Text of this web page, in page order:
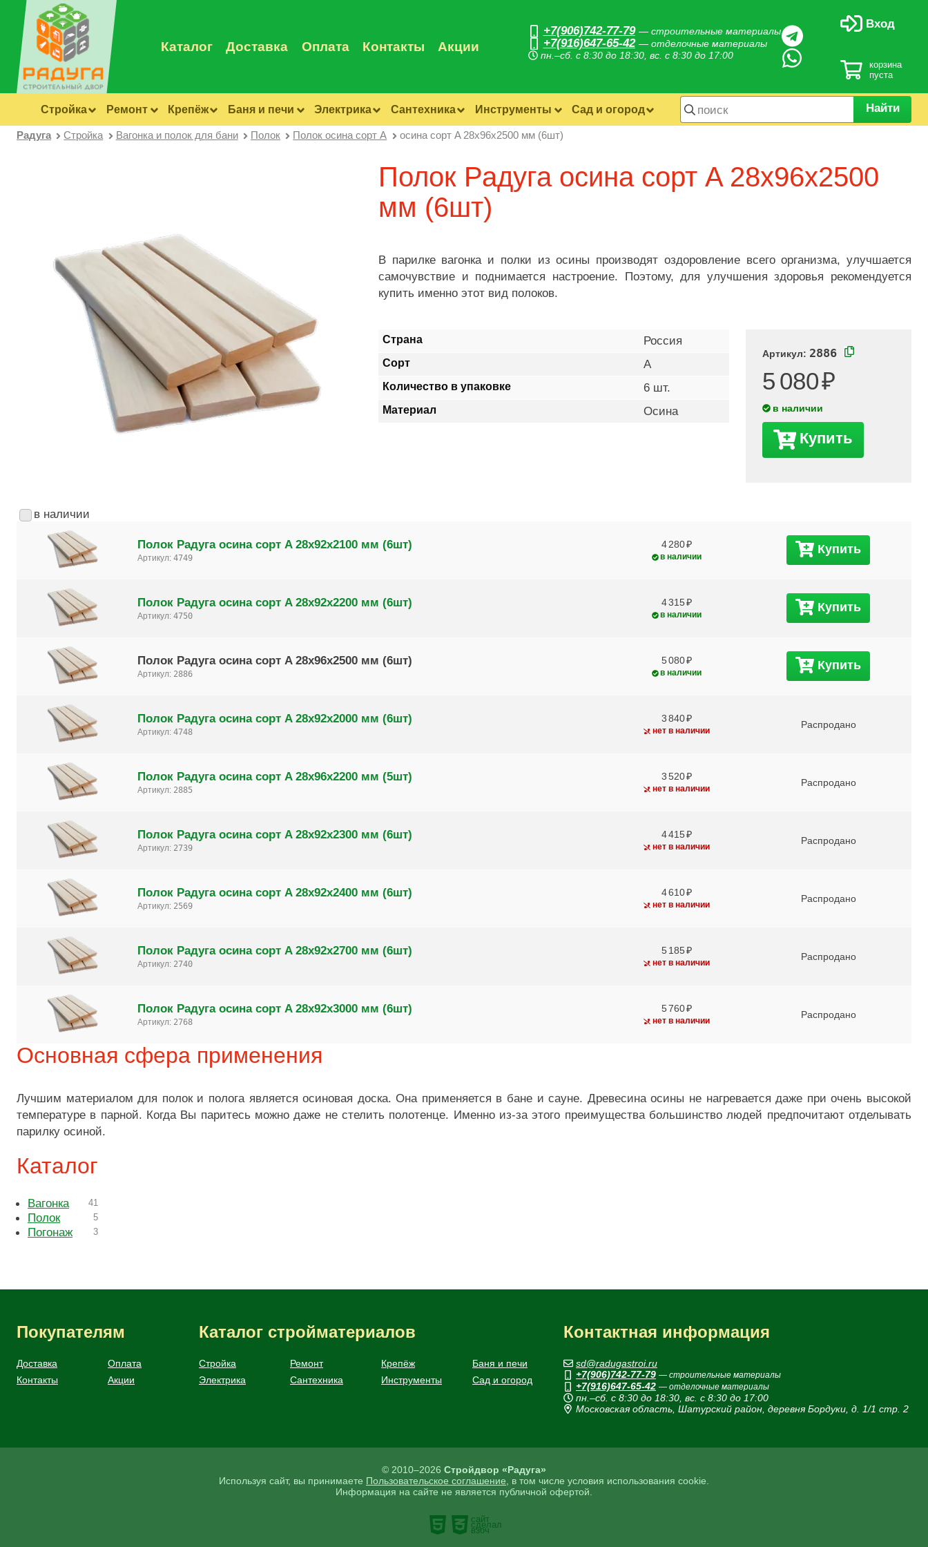
+7(906)742-77-79 — строительные материалы
+7(916)647-65-42 — отделочные материалы
пн.–сб. с 8:30 до 18:30, вс. с 8:30 до 17:00
Каталог Доставка Оплата Контакты Акции
Вход
корзина
пуста
Стройка Ремонт Крепёж Баня и печи Электрика Сантехника Инструменты Сад и огород Найти
Радуга Стройка Вагонка и полок для бани Полок Полок осина сорт A осина сорт A 28х96х2500 мм (6шт)
Полок Радуга осина сорт A 28х96х2500
мм (6шт)
Артикул: 2886
5 080
в наличии
Купить
Страна Россия
Сорт A
Количество в упаковке 6 шт.
Материал Осина
В парилке вагонка и полки из осины производят оздоровление всего организма, улучшается
самочувствие и поднимается настроение. Поэтому, для улучшения здоровья рекомендуется
купить именно этот вид полоков.
в наличии
Полок Радуга осина сорт A 28х92х2100 мм (6шт)
Артикул: 4749
4 280
в наличии
Купить
Полок Радуга осина сорт A 28х92х2200 мм (6шт)
Артикул: 4750
4 315
в наличии
Купить
Полок Радуга осина сорт A 28х96х2500 мм (6шт)
Артикул: 2886
5 080
в наличии
Купить
Полок Радуга осина сорт A 28х92х2000 мм (6шт)
Артикул: 4748
3 840
нет в наличии
Распродано
Полок Радуга осина сорт A 28х96х2200 мм (5шт)
Артикул: 2885
3 520
нет в наличии
Распродано
Полок Радуга осина сорт A 28х92х2300 мм (6шт)
Артикул: 2739
4 415
нет в наличии
Распродано
Полок Радуга осина сорт A 28х92х2400 мм (6шт)
Артикул: 2569
4 610
нет в наличии
Распродано
Полок Радуга осина сорт A 28х92х2700 мм (6шт)
Артикул: 2740
5 185
нет в наличии
Распродано
Полок Радуга осина сорт A 28х92х3000 мм (6шт)
Артикул: 2768
5 760
нет в наличии
Распродано
Основная сфера применения
Лучшим материалом для полок и полога является осиновая доска. Она применяется в бане и сауне. Древесина осины не нагревается даже при очень высокой
температуре в парной. Когда Вы паритесь можно даже не стелить полотенце. Именно из-за этого преимущества большинство людей предпочитают отделывать
парилку осиной.
Каталог
Вагонка 41
Полок 5
Погонаж 3
© 2010–2026 Стройдвор «Радуга»
Используя сайт, вы принимаете Пользовательское соглашение , в том числе условия использования cookie.
Информация на сайте не является публичной офертой.
Покупателям
Доставка
Оплата
Контакты
Акции
Каталог стройматериалов
Стройка Ремонт Крепёж
Баня и печи
Электрика
Сантехника Инструменты Сад и огород
Контактная информация
sd@radugastroi.ru
+7(906)742-77-79 — строительные материалы
+7(916)647-65-42 — отделочные материалы
пн.–сб. с 8:30 до 18:30, вс. с 8:30 до 17:00
Московская область, Шатурский район, деревня Бордуки, д. 1/1 стр. 2